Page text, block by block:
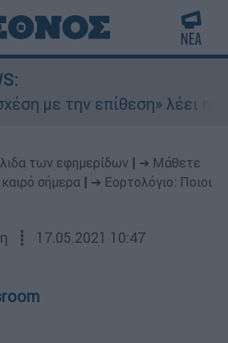
με την επίθεση» λέει η
των εφημερίδων
➔ Μάθετε
σήμερα
➔ Εορτολόγιο: Ποιοι
┋ 17.05.2021 10:47